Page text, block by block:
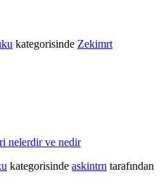
kategorisinde Zekimrt
nelerdir ve nedir
kategorisinde askintrn tarafından